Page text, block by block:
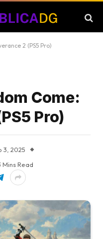
2 (PS5 Pro)
Come:
Pro)
3, 2025
Mins Read